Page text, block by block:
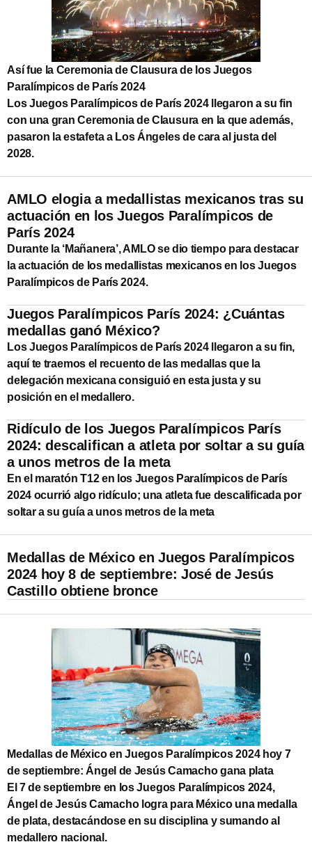
Así fue la Ceremonia de Clausura de los Juegos
Paralímpicos de París 2024
Los Juegos Paralímpicos de París 2024 llegaron a su fin
con una gran Ceremonia de Clausura en la que además,
pasaron la estafeta a Los Ángeles de cara al justa del
2028.
AMLO elogia a medallistas mexicanos tras su
actuación en los Juegos Paralímpicos de
París 2024
Durante la ‘Mañanera’, AMLO se dio tiempo para destacar
la actuación de los medallistas mexicanos en los Juegos
Paralímpicos de París 2024.
Juegos Paralímpicos París 2024: ¿Cuántas
medallas ganó México?
Los Juegos Paralímpicos de París 2024 llegaron a su fin,
aquí te traemos el recuento de las medallas que la
delegación mexicana consiguió en esta justa y su
posición en el medallero.
Ridículo de los Juegos Paralímpicos París
2024: descalifican a atleta por soltar a su guía
a unos metros de la meta
En el maratón T12 en los Juegos Paralímpicos de París
2024 ocurrió algo ridículo; una atleta fue descalificada por
soltar a su guía a unos metros de la meta
Medallas de México en Juegos Paralímpicos
2024 hoy 8 de septiembre: José de Jesús
Castillo obtiene bronce
Medallas de México en Juegos Paralímpicos 2024 hoy 7
de septiembre: Ángel de Jesús Camacho gana plata
El 7 de septiembre en los Juegos Paralímpicos 2024,
Ángel de Jesús Camacho logra para México una medalla
de plata, destacándose en su disciplina y sumando al
medallero nacional.